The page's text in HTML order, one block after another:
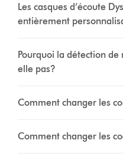
Les casques d’écoute
entièrement
Pourquoi la détection
elle pas?
Comment changer les
Comment changer les